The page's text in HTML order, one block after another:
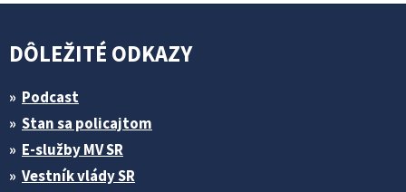
DÔLEŽITÉ ODKAZY
Podcast
Stan sa policajtom
E-služby MV SR
Vestník vlády SR